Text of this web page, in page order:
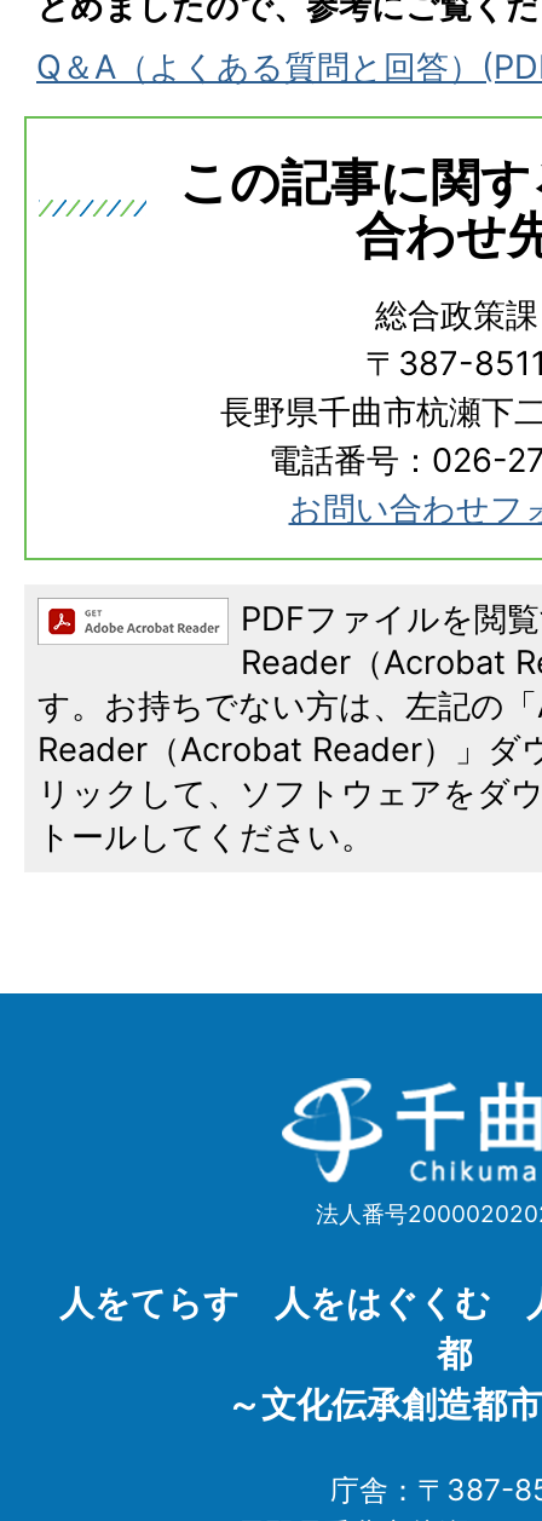
Q＆A（よくある質問と回答）
この記事に関
合わせ
総合政策課
〒387-
長野県千曲市杭瀬下
電話番号：026-
お問い合わせフ
PDFファイルを閲
Reader（Acrobat
す。お持ちでない方は、左記の
Reader（Acrobat Reader）」ダ
リックして、ソフトウェアをダ
トールしてください。
千
曲
Chikuma
法人番号
人をてらす 人をはぐくむ
都
～文化伝承創造都
庁舎：〒387-